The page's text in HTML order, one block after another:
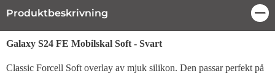
Produktbeskrivning
Produktbeskrivning
Galaxy S24 FE Mobilskal Soft - Svart
Classic Forcell Soft overlay av mjuk silikon. Den passar perfekt på